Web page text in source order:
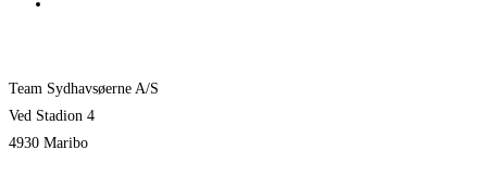
Team Sydhavsøerne A/S
Ved Stadion 4
4930 Maribo